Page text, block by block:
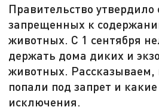
Правительство утвердило
запрещенных к
животных. С 1 сентября
держать дома диких и
животных. Рассказываем,
попали под запрет и какие
исключения.